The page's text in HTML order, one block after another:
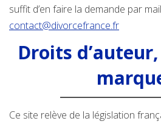
suffit d’en faire la demande par
contact@divorcefrance.fr
Droits
Ce site relève de la législation